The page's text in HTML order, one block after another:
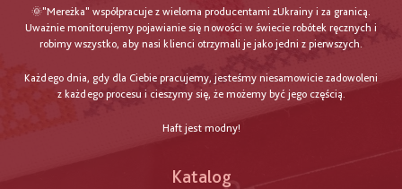
🌞"Mereżka" współpracuje z wieloma producentami zUkrainy i za granicą.
Uważnie monitorujemy pojawianie się nowości w świecie robótek ręcznych i
robimy wszystko, aby nasi klienci otrzymali je jako jedni z pierwszych.
Każdego dnia, gdy dla Ciebie pracujemy, jesteśmy niesamowicie zadowoleni
z każdego procesu i cieszymy się, że możemy być jego częścią.
Haft jest modny!
Katalog